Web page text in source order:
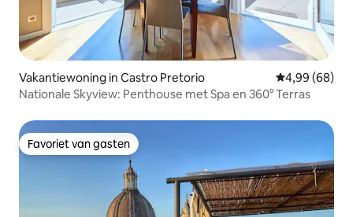
Vakantiewoning in Castro Pretorio Gemiddelde
4,99 (68)
Nationale Skyview: Penthouse met Spa en 360° Terras
Favoriet van gasten
Favoriet van gasten